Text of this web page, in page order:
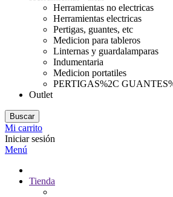
Herramientas no electricas
Herramientas electricas
Pertigas, guantes, etc
Medicion para tableros
Linternas y guardalamparas
Indumentaria
Medicion portatiles
PERTIGAS%2C
Outlet
Buscar
Mi carrito
Iniciar sesión
Menú
Tienda